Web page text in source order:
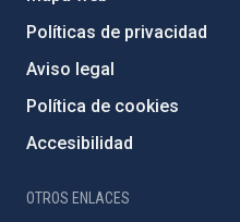
Políticas de privacidad
Aviso legal
Política de cookies
Accesibilidad
OTROS ENLACES